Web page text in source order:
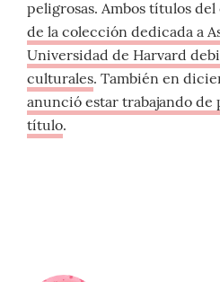
peligrosas. Ambos títulos
de la colección dedicada a
Universidad de Harvard
culturales. También en
anunció estar trabajando
título.